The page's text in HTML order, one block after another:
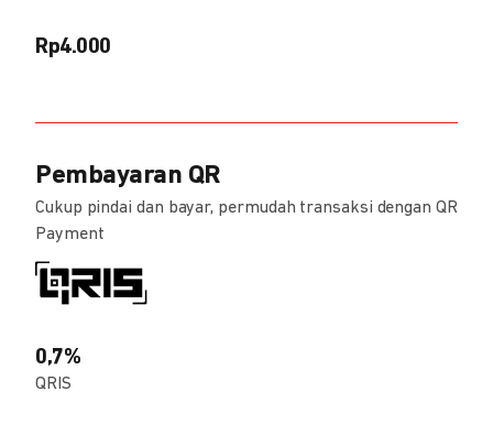
Rp4.000
Pembayaran QR
Cukup pindai dan bayar, permudah transaksi dengan QR
Payment
0,7%
QRIS